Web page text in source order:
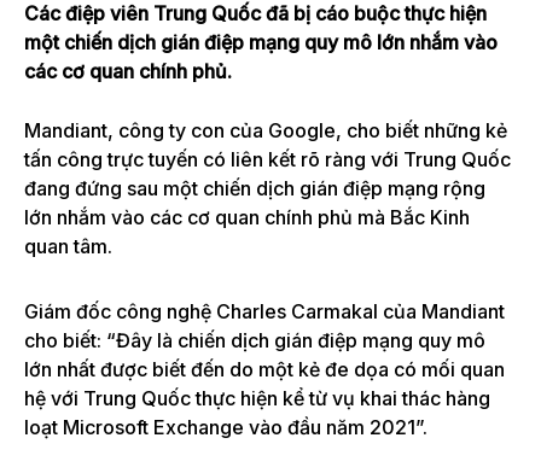
Các điệp viên Trung Quốc đã bị cáo buộc thực hiện
một chiến dịch gián điệp mạng quy mô lớn nhắm vào
các cơ quan chính phủ.
Mandiant, công ty con của Google, cho biết những kẻ
tấn công trực tuyến có liên kết rõ ràng với Trung Quốc
đang đứng sau một chiến dịch gián điệp mạng rộng
lớn nhắm vào các cơ quan chính phủ mà Bắc Kinh
quan tâm.
Giám đốc công nghệ Charles Carmakal của Mandiant
cho biết: “Đây là chiến dịch gián điệp mạng quy mô
lớn nhất được biết đến do một kẻ đe dọa có mối quan
hệ với Trung Quốc thực hiện kể từ vụ khai thác hàng
loạt Microsoft Exchange vào đầu năm 2021”.